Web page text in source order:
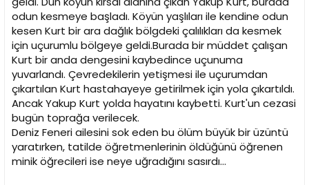
odun kesmeye başladı. Köyün yaşlıları ile kendine odun
kesen Kurt bir ara dağlık bölgdeki çalılıkları da kesmek
için uçurumlu bölgeye geldi.Burada bir müddet çalışan
Kurt bir anda dengesini kaybedince uçunuma
yuvarlandı. Çevredekilerin yetişmesi ile uçurumdan
çıkartılan Kurt hastahayeye getirilmek için yola çıkartıldı.
Ancak Yakup Kurt yolda hayatını kaybetti. Kurt'un cezasi
bugün toprağa verilecek.
Deniz Feneri ailesini sok eden bu ölüm büyük bir üzüntü
yaratırken, tatilde öğretmenlerinin öldüğünü öğrenen
minik öğrecileri ise neye uğradığını sasırdı...